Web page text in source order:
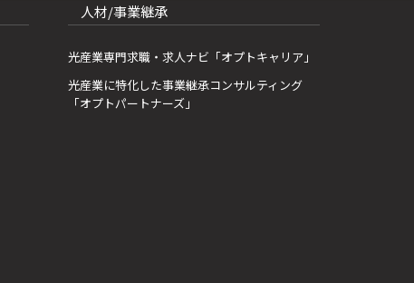
人材/事業継承
光産業専門求職・求人ナビ「オプトキャリア」
光産業に特化した事業継承コンサルティング
「オプトパートナーズ」